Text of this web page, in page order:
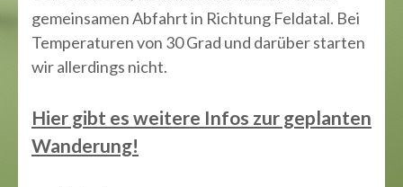
gemeinsamen Abfahrt in Richtung Feldatal. Bei
Temperaturen von 30 Grad und darüber starten
wir allerdings nicht.
Hier gibt es weitere Infos zur geplanten
Wanderung!